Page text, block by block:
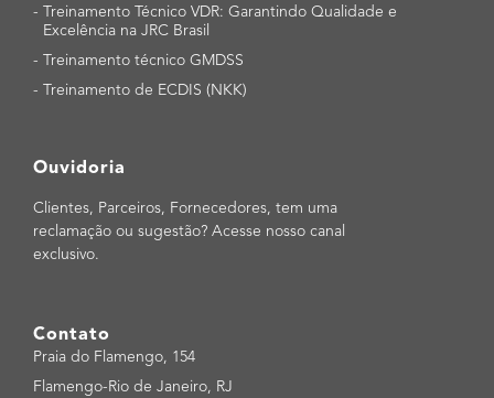
- Treinamento Técnico VDR: Garantindo Qualidade e
Excelência na JRC Brasil
- Treinamento técnico GMDSS
- Treinamento de ECDIS (NKK)
Ouvidoria
Clientes, Parceiros, Fornecedores, tem uma
reclamação ou sugestão? Acesse nosso canal
exclusivo.
Contato
Praia do Flamengo, 154
Flamengo-Rio de Janeiro, RJ